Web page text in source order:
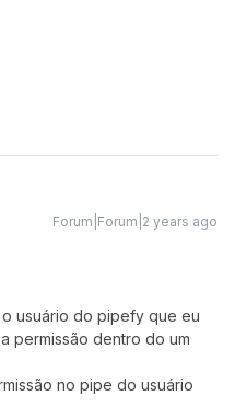
Forum|Forum|2 years ago
usuário do pipefy que eu
permissão dentro do um
no pipe do usuário